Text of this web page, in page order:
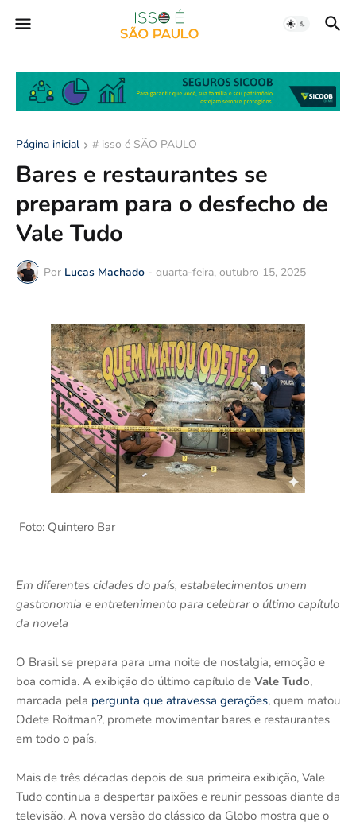
Página inicial # isso é SÃO PAULO
Bares e restaurantes se
preparam para o desfecho de
Vale Tudo
Por Lucas Machado - quarta-feira, outubro 15, 2025
Foto: Quintero Bar
Em diferentes cidades do país, estabelecimentos unem
gastronomia e entretenimento para celebrar o último capítulo
da novela
O Brasil se prepara para uma noite de nostalgia, emoção e
boa comida. A exibição do último capítulo de Vale Tudo,
marcada pela pergunta que atravessa gerações, quem matou
Odete Roitman?, promete movimentar bares e restaurantes
em todo o país.
Mais de três décadas depois de sua primeira exibição, Vale
Tudo continua a despertar paixões e reunir pessoas diante da
televisão. A nova versão do clássico da Globo mostra que o